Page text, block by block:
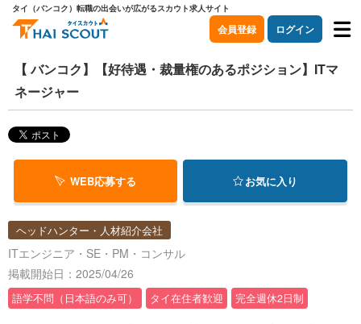
タイ（バンコク）転職の出会いが広がるスカウト求人サイト
会員登録 ログイン
【 バンコク】【好待遇・裁量権のあるポジション】ITマ
ネージャー
WEB応募する お気に入り
ヘッドハンター・人材紹介会社
ITエンジニア・SE・PM・コンサル
掲載開始日：2025/04/26
語学不問（日本語のみ可） タイ在住者歓迎 完全週休2日制